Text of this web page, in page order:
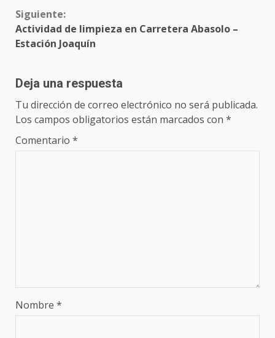
Siguiente:
Actividad de limpieza en Carretera Abasolo –
Estación Joaquín
Deja una respuesta
Tu dirección de correo electrónico no será publicada.
Los campos obligatorios están marcados con *
Comentario *
Nombre *